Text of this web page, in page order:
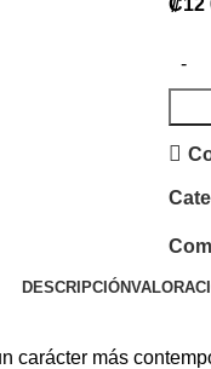
₡12
DESCRIPCIÓN
más